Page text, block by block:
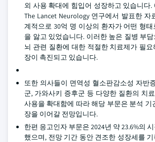
외 사용 확대에 힘입어 성장하고 있습니다.
The Lancet Neurology 연구에서 발표한 자
계적으로 30억 명 이상의 환자가 어떤 형
을 앓고 있었습니다. 이러한 높은 질병 부
뇌 관련 질환에 대한 적절한 치료제가 필
장이 촉진되고 있습니다.
또한 의사들이 면역성 혈소판감소성 자반
군, 가와사키 증후군 등 다양한 질환의 치
사용을 확대함에 따라 해당 부문은 분석 기
장을 이어갈 전망입니다.
한편 응고인자 부문은 2024년 약 23.6%의
했으며, 전망 기간 동안 견조한 성장세를